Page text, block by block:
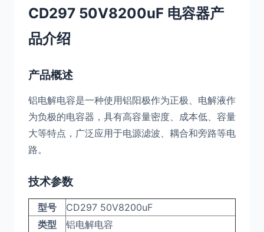
CD297 50V8200uF 电容器产
品介绍
产品概述
铝电解电容是一种使用铝阳极作为正极、电解液作
为负极的电容器，具有高容量密度、成本低、容量
大等特点，广泛应用于电源滤波、耦合和旁路等电
路。
技术参数
型号
CD297 50V8200uF
类型
铝电解电容